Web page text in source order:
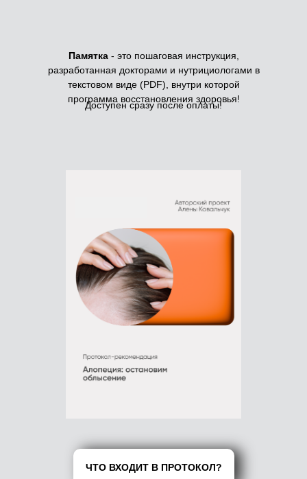
Доступен сразу после оплаты!
ЧТО ВХОДИТ В ПРОТОКОЛ?
Памятка - это пошаговая инструкция,
разработанная докторами и нутрициологами в
текстовом виде (PDF), внутри которой
программа восстановления здоровья!